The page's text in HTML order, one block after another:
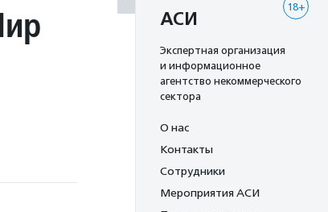
18+
АСИ
Экспертная организация
и информационное
агентство некоммерческого
сектора
О нас
Контакты
Сотрудники
Мероприятия АСИ